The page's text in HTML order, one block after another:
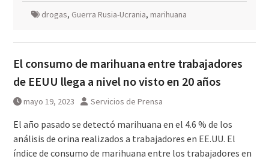
drogas, Guerra Rusia-Ucrania, marihuana
El consumo de marihuana entre trabajadores
de EEUU llega a nivel no visto en 20 años
mayo 19, 2023 Servicios de Prensa
El año pasado se detectó marihuana en el 4.6 % de los
análisis de orina realizados a trabajadores en EE.UU. El
índice de consumo de marihuana entre los trabajadores en